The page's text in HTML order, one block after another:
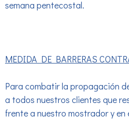
semana pentecostal.
MEDIDA DE BARRERAS
Para combatir la propagación
a todos nuestros clientes que
frente a nuestro mostrador y en